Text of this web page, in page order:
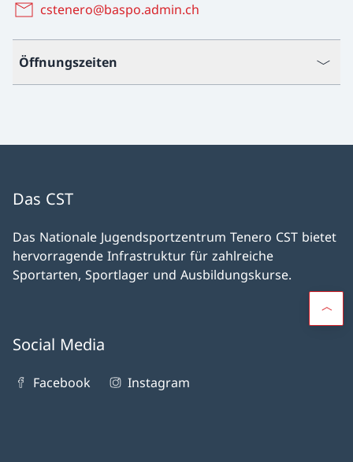
cstenero@baspo.admin.ch
Öffnungszeiten
Das CST
Das Nationale Jugendsportzentrum Tenero CST bietet
hervorragende Infrastruktur für zahlreiche
Sportarten, Sportlager und Ausbildungskurse.
Social Media
Facebook Instagram